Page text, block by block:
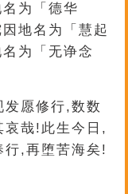
为「德华
地名为「慧起
为「无诤念
愿修行,数数
哀哉!此生今日,
行,再堕苦海矣!